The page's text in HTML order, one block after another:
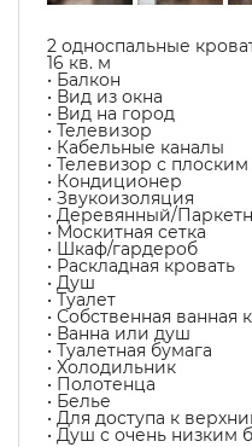
2 односпальные
16 кв. м
• Балкон
• Вид из окна
• Вид на город
• Телевизор
• Кабельные каналы
• Телевизор с
• Кондиционер
• Звукоизоляция
• Деревянный/
• Москитная сетка
• Шкаф/гардероб
• Раскладная кровать
• Душ
• Туалет
• Собственная ванная
• Ванна или душ
• Туалетная бумага
• Холодильник
• Полотенца
• Белье
• Для доступа к
• Душ с очень низким